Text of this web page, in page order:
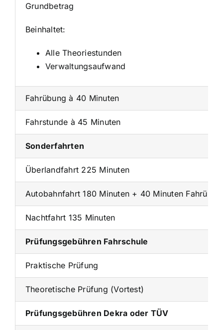
Grundbetrag
Beinhaltet:
Alle Theoriestunden
Verwaltungsaufwand
Fahrübung à 40 Minuten
Fahrstunde à 45 Minuten
Sonderfahrten
Überlandfahrt 225 Minuten
Autobahnfahrt 180 Minuten + 40 Minuten
Nachtfahrt 135 Minuten
Prüfungsgebühren Fahrschule
Praktische Prüfung
Theoretische Prüfung (Vortest)
Prüfungsgebühren Dekra oder TÜV